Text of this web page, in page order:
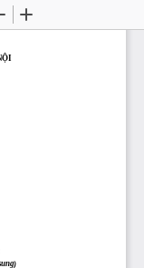
Zoom
ỘI
)